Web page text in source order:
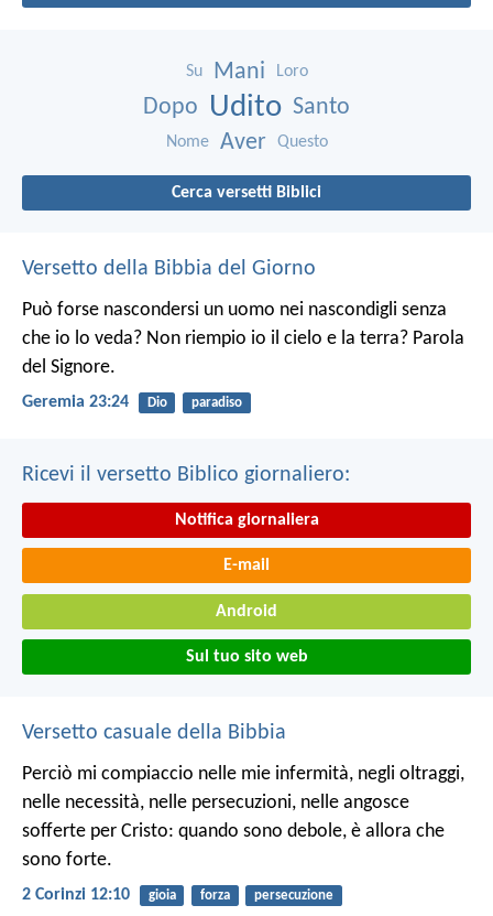
Su Mani Loro
Dopo Udito Santo
Nome Aver Questo
Cerca versetti Biblici
Versetto della Bibbia del Giorno
Può forse nascondersi un uomo nei nascondigli senza
che io lo veda? Non riempio io il cielo e la terra? Parola
del Signore.
Geremia 23:24 Dio paradiso
Ricevi il versetto Biblico giornaliero:
Notifica giornaliera
E-mail
Android
Sul tuo sito web
Versetto casuale della Bibbia
Perciò mi compiaccio nelle mie infermità, negli oltraggi,
nelle necessità, nelle persecuzioni, nelle angosce
sofferte per Cristo: quando sono debole, è allora che
sono forte.
2 Corinzi 12:10 gioia forza persecuzione